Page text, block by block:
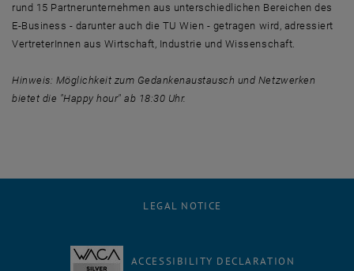
rund 15 Partnerunternehmen aus unterschiedlichen Bereichen des
E-Business - darunter auch die TU Wien - getragen wird, adressiert
VertreterInnen aus Wirtschaft, Industrie und Wissenschaft.
Hinweis: Möglichkeit zum Gedankenaustausch und Netzwerken
bietet die "Happy hour" ab 18:30 Uhr.
LEGAL NOTICE
ACCESSIBILITY DECLARATION